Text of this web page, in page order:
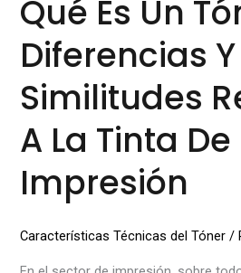
Qué Es Un
Diferencias Y
Similitudes
A La Tinta De
Impresión
Características Técnicas del Tóner /
de
Impresión